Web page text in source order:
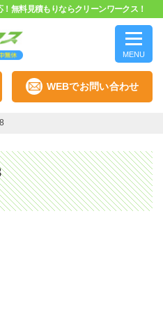
無料見積もりならクリーンワークス！
MENU
WEBでお問い合わせ